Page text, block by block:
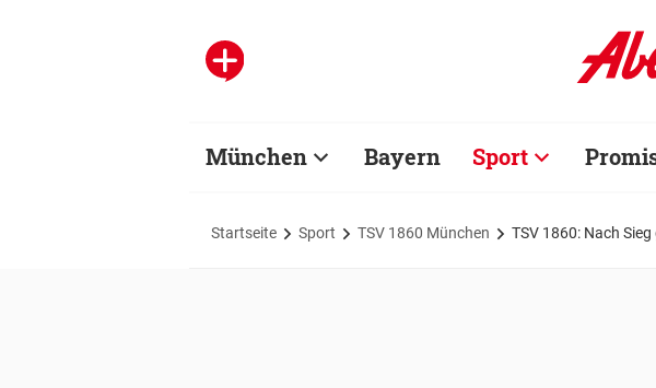
München Bayern Sport
Startseite Sport TSV 1860 München TSV 1860: Nach